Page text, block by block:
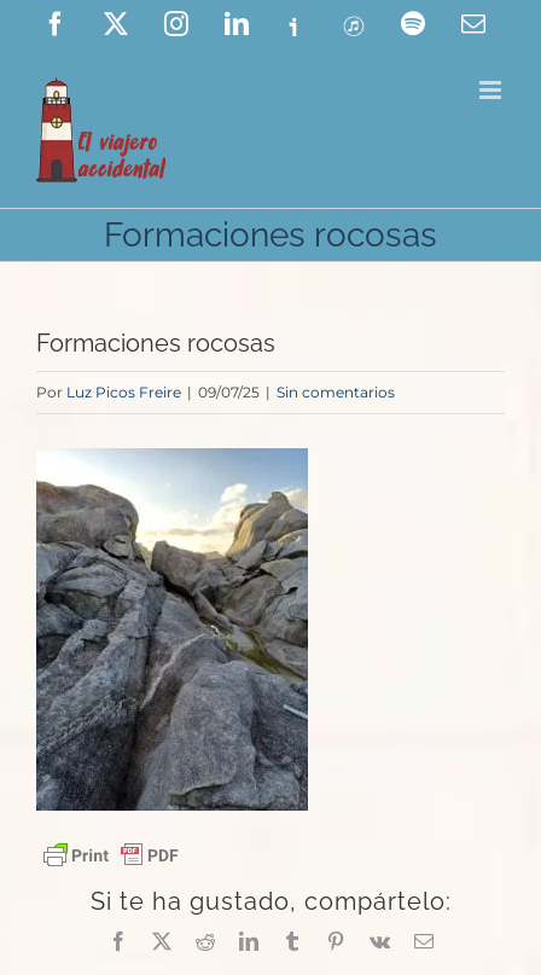
Saltar
contenido
Facebook InstagramLinkedIn
Ivoox ITunes Spotify
Formaciones rocosas
Formaciones rocosas
Por Luz Picos Freire | 09/07/25 | Sin comentarios
Si te ha gustado, compártelo:
Facebook
X RedditLinkedInTumblrPinterest
Vk
Correo